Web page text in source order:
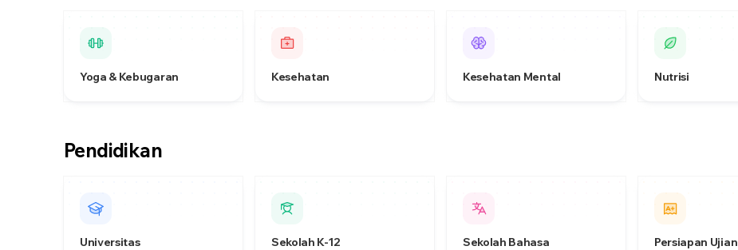
Yoga & Kebugaran Kesehatan Kesehatan Mental Nutrisi
Pendidikan
Universitas Sekolah K-12 Sekolah Bahasa Persiapan Ujian